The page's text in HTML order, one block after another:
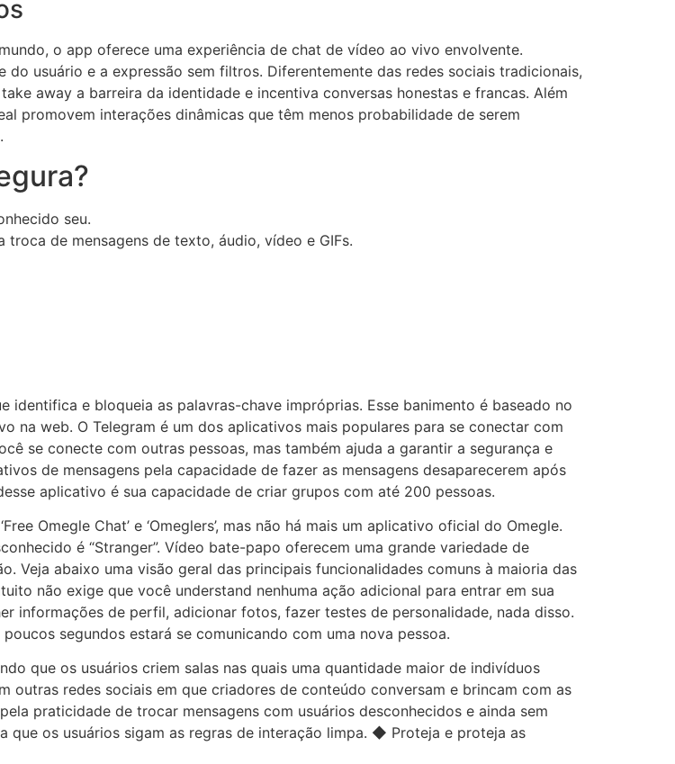
o app oferece uma experiência de chat de vídeo ao vivo envolvente.
usuário e a expressão sem filtros. Diferentemente das redes sociais tradicionais,
away a barreira da identidade e incentiva conversas honestas e francas. Além
promovem interações dinâmicas que têm menos probabilidade de serem
seu.
de mensagens de texto, áudio, vídeo e GIFs.
e bloqueia as palavras-chave impróprias. Esse banimento é baseado no
na web. O Telegram é um dos aplicativos mais populares para se conectar com
se conecte com outras pessoas, mas também ajuda a garantir a segurança e
de mensagens pela capacidade de fazer as mensagens desaparecerem após
aplicativo é sua capacidade de criar grupos com até 200 pessoas.
Omegle Chat’ e ‘Omeglers’, mas não há mais um aplicativo oficial do Omegle.
é “Stranger”. Vídeo bate-papo oferecem uma grande variedade de
Veja abaixo uma visão geral das principais funcionalidades comuns à maioria das
não exige que você understand nenhuma ação adicional para entrar em sua
informações de perfil, adicionar fotos, fazer testes de personalidade, nada disso.
segundos estará se comunicando com uma nova pessoa.
que os usuários criem salas nas quais uma quantidade maior de indivíduos
redes sociais em que criadores de conteúdo conversam e brincam com as
praticidade de trocar mensagens com usuários desconhecidos e ainda sem
os usuários sigam as regras de interação limpa. ◆ Proteja e proteja as